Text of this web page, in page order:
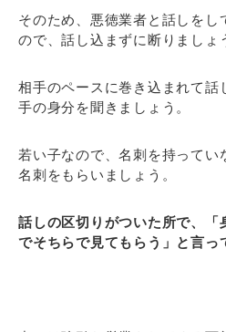
そのため、悪徳業者と話しをし
ので、話し込まずに断りましょ
相手のペースに巻き込まれて話
手の身分を聞きましょう。
若い子なので、名刺を持ってい
名刺をもらいましょう。
話しの区切りがついた所で、「
でそちらで見てもらう」と言っ